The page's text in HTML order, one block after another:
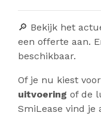
🔎 Bekijk het
een offerte aan.
beschikbaar.
Of je nu kiest
uitvoering of de
SmiLease vind je